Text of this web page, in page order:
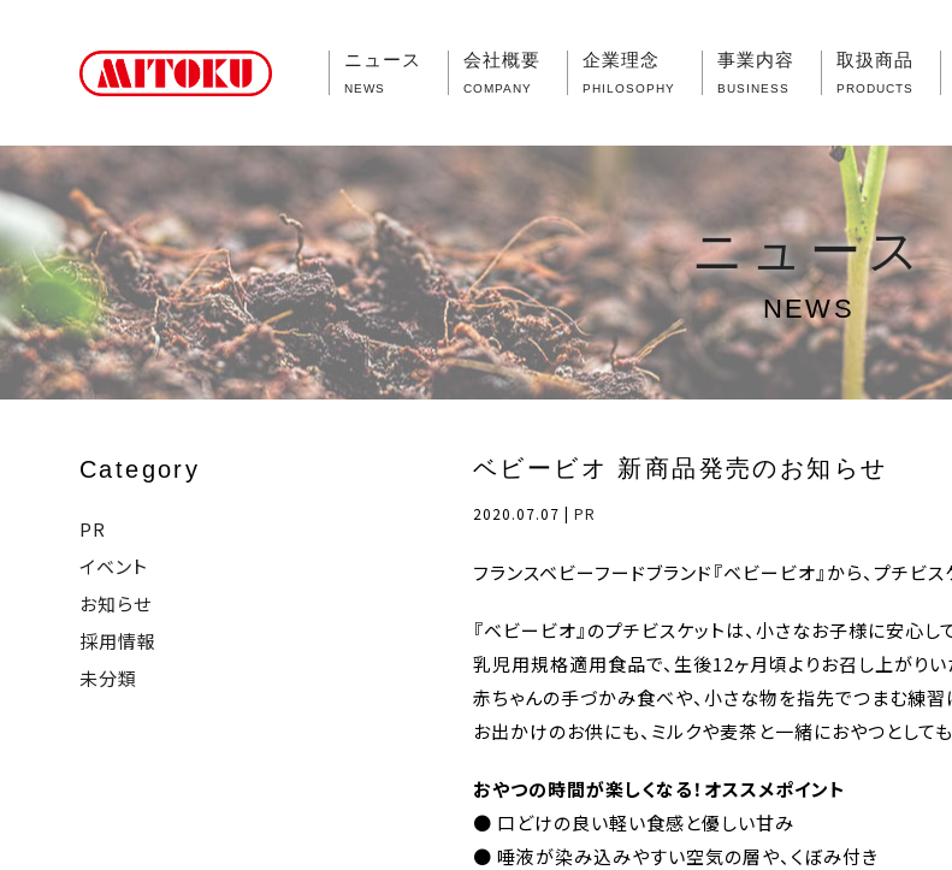
ニュース
NEWS
会社概要
COMPANY
企業理念
PHILOSOPHY
事業内容
BUSINESS
取扱商品
PRODUCTS
ニュース
NEWS
Category
PR
イベント
お知らせ
採用情報
未分類
ベビービオ 新商品発売のお知らせ
2020.07.07 | PR
フランスベビーフードブランド『ベビービオ』から、プチビ
『ベビービオ』のプチビスケットは、小さなお子様に安心
乳児用規格適用食品で、生後12ヶ月頃よりお召し上がりい
赤ちゃんの手づかみ食べや、小さな物を指先でつまむ練習
お出かけのお供にも、ミルクや麦茶と一緒におやつとしても
おやつの時間が楽しくなる！オススメポイント
● 口どけの良い軽い食感と優しい甘み
● 唾液が染み込みやすい空気の層や、くぼみ付き